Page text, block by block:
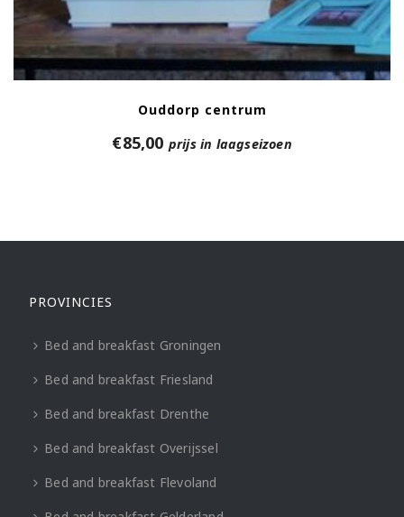
Ouddorp centrum
€85,00 prijs in laagseizoen
PROVINCIES
Bed and breakfast Groningen
Bed and breakfast Friesland
Bed and breakfast Drenthe
Bed and breakfast Overijssel
Bed and breakfast Flevoland